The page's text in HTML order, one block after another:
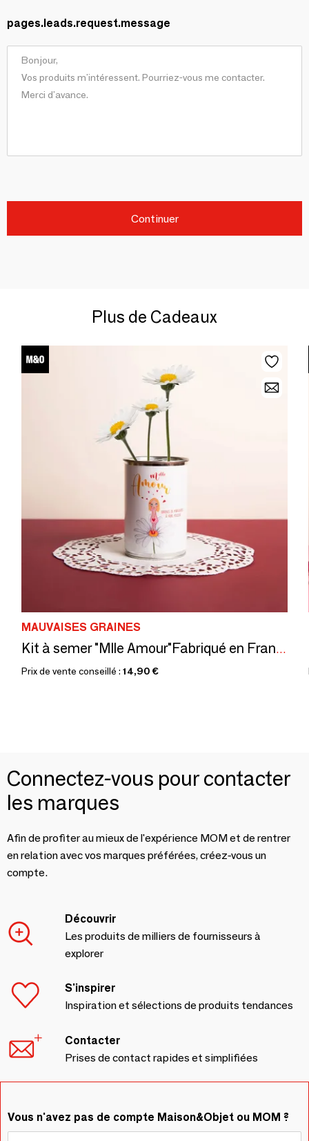
pages.leads.request.message
Continuer
Plus de Cadeaux
MAUVAISES GRAINES
Kit à semer "Mlle Amour"Fabriqué en France
Prix de vente conseillé : 14,90 €
Connectez-vous pour contacter
les marques
Afin de profiter au mieux de l'expérience MOM et de rentrer
en relation avec vos marques préférées, créez-vous un
compte.
Découvrir
Les produits de milliers de fournisseurs à
explorer
S'inspirer
Inspiration et sélections de produits tendances
Contacter
Prises de contact rapides et simplifiées
Vous n'avez pas de compte Maison&Objet ou MOM ?